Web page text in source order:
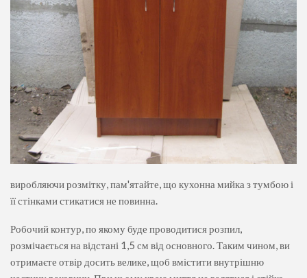
виробляючи розмітку, пам'ятайте, що кухонна мийка з тумбою і
її стінками стикатися не повинна.
Робочий контур, по якому буде проводитися розпил,
розмічається на відстані 1,5 см від основного. Таким чином, ви
отримаєте отвір досить велике, щоб вмістити внутрішню